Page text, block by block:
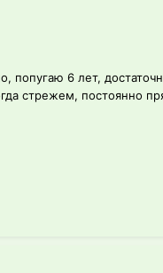
6 лет,
стрежем, постоянно